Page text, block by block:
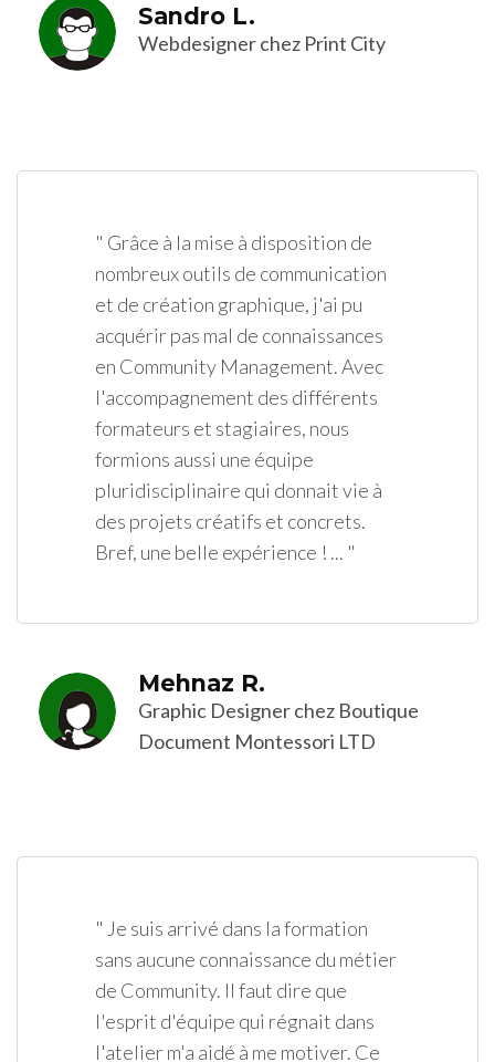
Sandro L.
Webdesigner chez Print City
Mehnaz R.
Graphic Designer chez Boutique
Document Montessori LTD
" Grâce à la mise à disposition de
nombreux outils de communication
et de création graphique, j'ai pu
acquérir pas mal de connaissances
en Community Management. Avec
l'accompagnement des différents
formateurs et stagiaires, nous
formions aussi une équipe
pluridisciplinaire qui donnait vie à
des projets créatifs et concrets.
Bref, une belle expérience ! ... "
" Je suis arrivé dans la formation
sans aucune connaissance du métier
de Community. Il faut dire que
l'esprit d'équipe qui régnait dans
l'atelier m'a aidé à me motiver. Ce